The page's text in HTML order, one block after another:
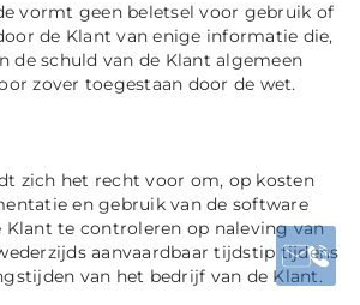
vormt geen beletsel voor gebruik of
de Klant van enige informatie die,
de schuld van de Klant algemeen
zover toegestaan door de wet.
zich het recht voor om, op kosten
en gebruik van de software
Klant te controleren op naleving van
aanvaardbaar tijdstip tijdens
van het bedrijf van de Klant.